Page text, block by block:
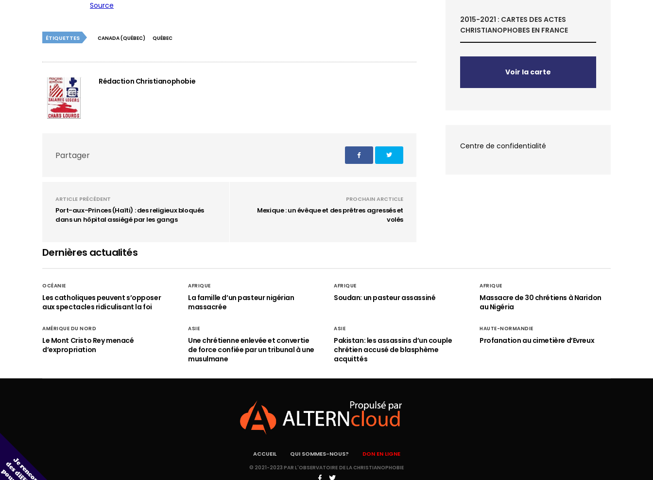
Source
ÉTIQUETTES CANADA (QUÉBEC) QUÉBEC
Rédaction Christianophobie
Partager
ARTICLE PRÉCÉDENT
Port-aux-Princes (Haïti) : des religieux bloqués
dans un hôpital assiégé par les gangs
PROCHAIN ARCTICLE
Mexique : un évêque et des prêtres agressés et
volés
2015-2021 : CARTES DES ACTES
CHRISTIANOPHOBES EN FRANCE
Voir la carte
Centre de confidentialité
Dernières actualités
OCÉANIE
Les catholiques peuvent s’opposer
aux spectacles ridiculisant la foi
AFRIQUE
La famille d’un pasteur nigérian
massacrée
AFRIQUE
Soudan: un pasteur assassiné
AFRIQUE
Massacre de 30 chrétiens à Naridon
au Nigéria
AMÉRIQUE DU NORD
Le Mont Cristo Rey menacé
d’expropriation
ASIE
Une chrétienne enlevée et convertie
de force confiée par un tribunal à une
musulmane
ASIE
Pakistan: les assassins d’un couple
chrétien accusé de blasphème
acquittés
HAUTE-NORMANDIE
Profanation au cimetière d’Evreux
ACCUEIL QUI SOMMES-NOUS? DON EN LIGNE
© 2021-2023 PAR L'OBSERVATOIRE DE LA CHRISTIANOPHOBIE